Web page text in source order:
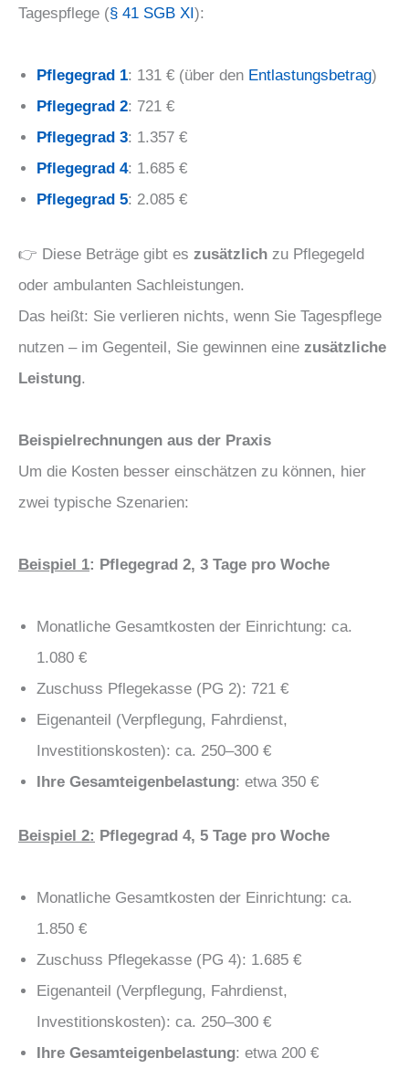
Tagespflege (§ 41 SGB XI):
Pflegegrad 1: 131 € (über den Entlastungsbetrag)
Pflegegrad 2: 721 €
Pflegegrad 3: 1.357 €
Pflegegrad 4: 1.685 €
Pflegegrad 5: 2.085 €
👉 Diese Beträge gibt es zusätzlich zu Pflegegeld
oder ambulanten Sachleistungen.
Das heißt: Sie verlieren nichts, wenn Sie Tagespflege
nutzen – im Gegenteil, Sie gewinnen eine zusätzliche
Leistung.
Beispielrechnungen aus der Praxis
Um die Kosten besser einschätzen zu können, hier
zwei typische Szenarien:
Beispiel 1: Pflegegrad 2, 3 Tage pro Woche
Monatliche Gesamtkosten der Einrichtung: ca.
1.080 €
Zuschuss Pflegekasse (PG 2): 721 €
Eigenanteil (Verpflegung, Fahrdienst,
Investitionskosten): ca. 250–300 €
Ihre Gesamteigenbelastung: etwa 350 €
Beispiel 2: Pflegegrad 4, 5 Tage pro Woche
Monatliche Gesamtkosten der Einrichtung: ca.
1.850 €
Zuschuss Pflegekasse (PG 4): 1.685 €
Eigenanteil (Verpflegung, Fahrdienst,
Investitionskosten): ca. 250–300 €
Ihre Gesamteigenbelastung: etwa 200 €